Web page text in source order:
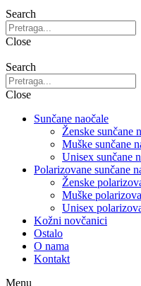
Search
Close
Search
Close
Sunčane naočale
Ženske sunčane
Muške sunčane
Unisex sunčane
Polarizovane sunčane
Ženske
Muške
Unisex
Kožni novčanici
Ostalo
O nama
Kontakt
Menu